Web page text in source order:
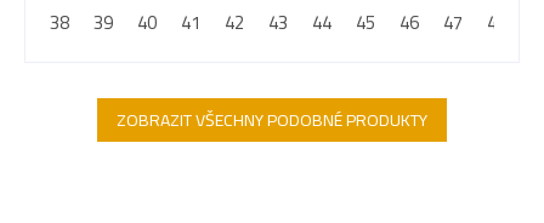
38
39 40 41 42 43 44 45 46 47 48
ZOBRAZIT VŠECHNY PODOBNÉ PRODUKTY